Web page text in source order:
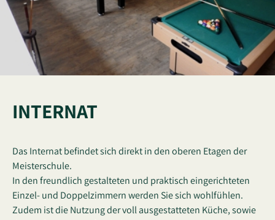
INTERNAT
Das Internat befindet sich direkt in den oberen Etagen der
Meisterschule.
In den freundlich gestalteten und praktisch eingerichteten
Einzel- und Doppelzimmern werden Sie sich wohlfühlen.
Zudem ist die Nutzung der voll ausgestatteten Küche, sowie